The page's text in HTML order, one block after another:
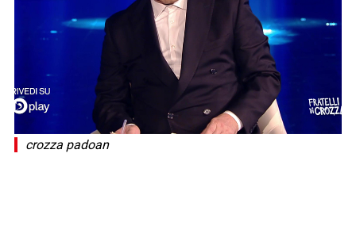
crozza padoan